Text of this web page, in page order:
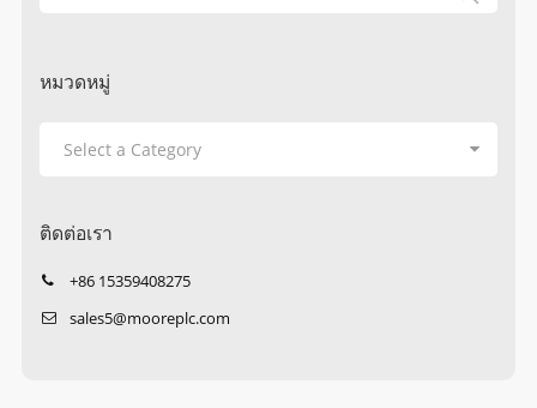
หมวดหมู่
ติดต่อเรา
+86 15359408275
sales5@mooreplc.com